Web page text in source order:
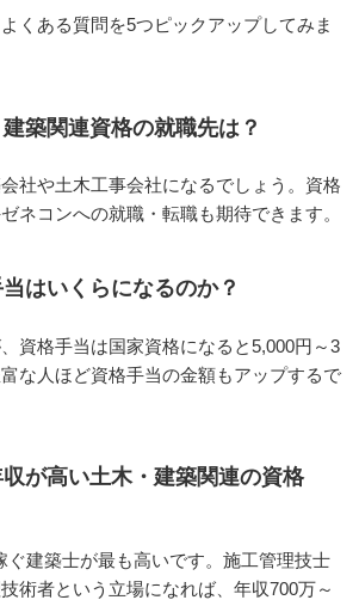
くある質問を5つピックアップしてみま
築関連資格の就職先は？
社や土木工事会社になるでしょう。資格
ネコンへの就職・転職も期待できます。
はいくらになるのか？
資格手当は国家資格になると5,000円～3
な人ほど資格手当の金額もアップするで
が高い土木・建築関連の資格
ぐ建築士が最も高いです。施工管理技士
術者という立場になれば、年収700万～